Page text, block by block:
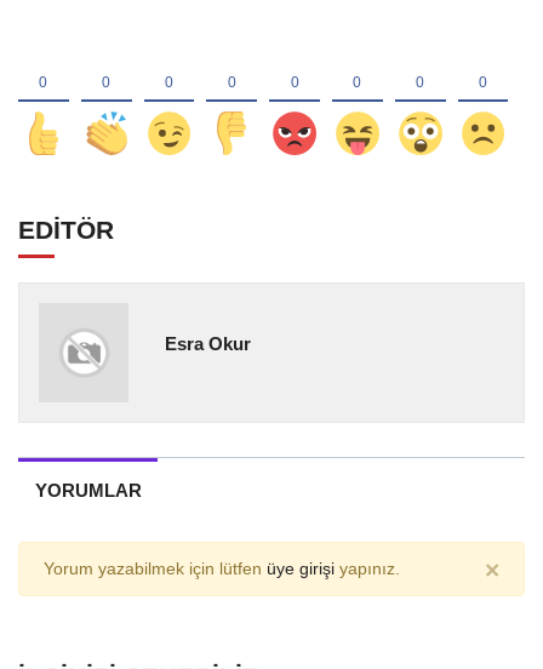
EDİTÖR
Esra Okur
YORUMLAR
Yorum yazabilmek için lütfen üye girişi yapınız. ×